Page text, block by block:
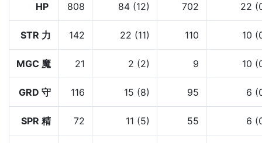
HP 808 84 (12) 702 22
STR 力 142 22 (11) 110 10
MGC 魔 21 2 (2) 9 10
GRD 守 116 15 (8) 95 6
SPR 精 72 11 (5) 55 6